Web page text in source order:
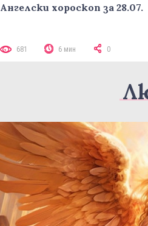
Ангелски хороскоп за 28.07.
681 6 мин 0